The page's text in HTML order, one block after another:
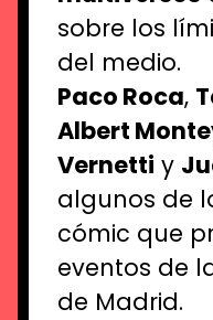
sobre los
del medio.
Paco Roca,
Albert
Vernetti y
algunos de
cómic que
eventos de
de Madrid.